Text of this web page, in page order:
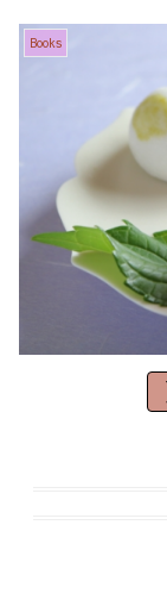
Books